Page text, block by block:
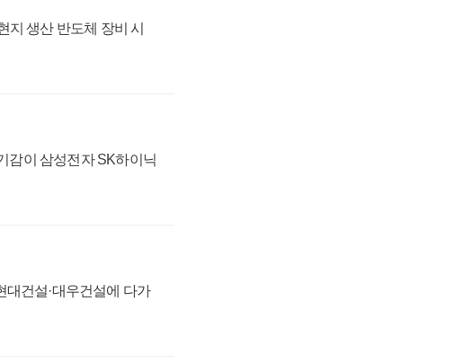
지 생산 반도체 장비 시
감이 삼성전자 SK하이닉
대건설·대우건설에 다가